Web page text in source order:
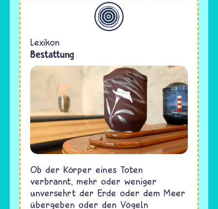
Allgemein
Lexikon
Bestattung
Ob der Körper eines Toten
verbrannt, mehr oder weniger
unversehrt der Erde oder dem Meer
übergeben oder den Vögeln